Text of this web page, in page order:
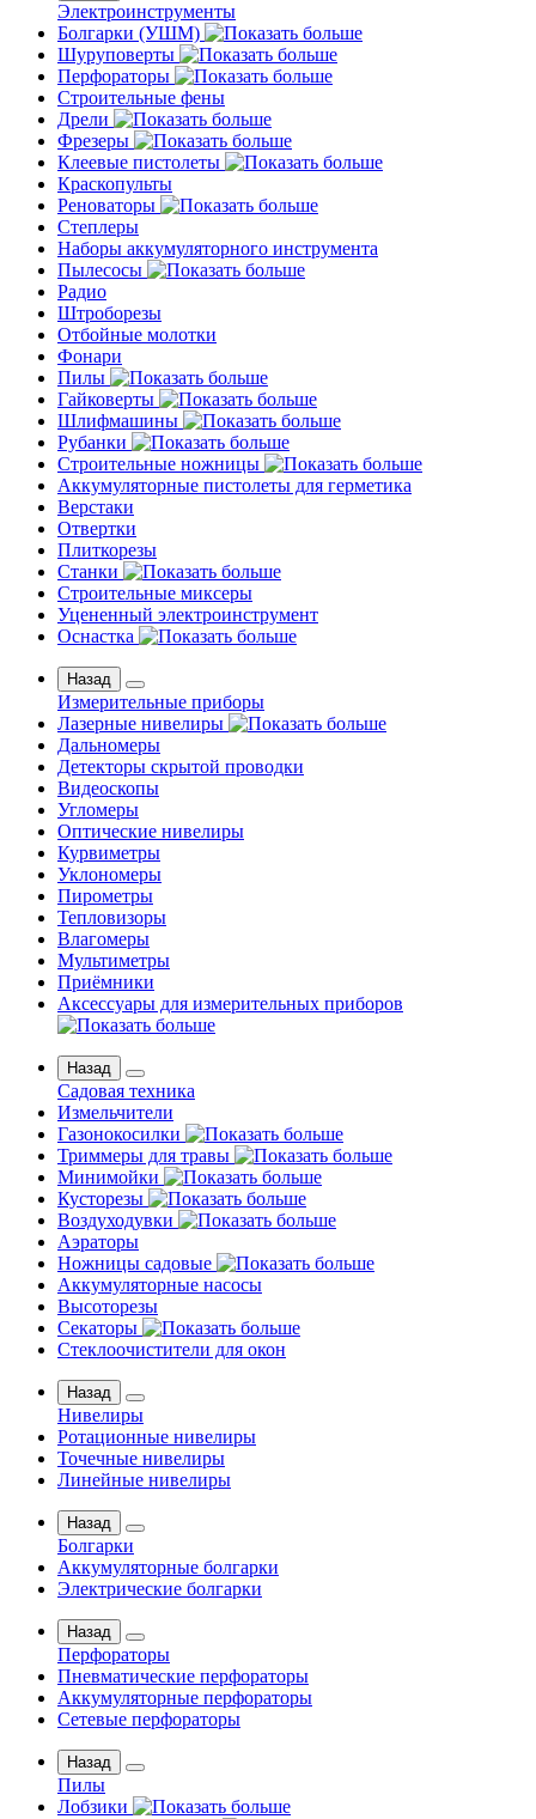
Электроинструменты
Болгарки (УШМ)
Шуруповерты
Перфораторы
Строительные фены
Дрели
Фрезеры
Клеевые пистолеты
Краскопульты
Реноваторы
Степлеры
Наборы аккумуляторного инструмента
Пылесосы
Радио
Штроборезы
Отбойные молотки
Фонари
Пилы
Гайковерты
Шлифмашины
Рубанки
Строительные ножницы
Аккумуляторные пистолеты для герметика
Верстаки
Отвертки
Плиткорезы
Станки
Строительные миксеры
Уцененный электроинструмент
Оснастка
Назад
Измерительные приборы
Лазерные нивелиры
Дальномеры
Детекторы скрытой проводки
Видеоскопы
Угломеры
Оптические нивелиры
Курвиметры
Уклономеры
Пирометры
Тепловизоры
Влагомеры
Мультиметры
Приёмники
Аксессуары для измерительных приборов
Назад
Садовая техника
Измельчители
Газонокосилки
Триммеры для травы
Минимойки
Кусторезы
Воздуходувки
Аэраторы
Ножницы садовые
Аккумуляторные насосы
Высоторезы
Секаторы
Стеклоочистители для окон
Назад
Нивелиры
Ротационные нивелиры
Точечные нивелиры
Линейные нивелиры
Назад
Болгарки
Аккумуляторные болгарки
Электрические болгарки
Назад
Перфораторы
Пневматические перфораторы
Аккумуляторные перфораторы
Сетевые перфораторы
Назад
Пилы
Лобзики